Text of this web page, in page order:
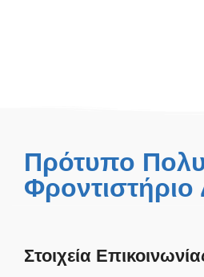
Πρότυπο
Στοιχεία